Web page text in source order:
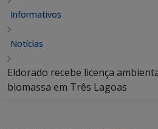
Informativos
Notícias
Eldorado recebe licença
biomassa em Três Lagoas